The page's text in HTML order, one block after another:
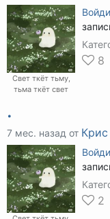
Свет ткёт тьму,
тьма ткёт свет
8
.
7 мес. назад от Крис
2